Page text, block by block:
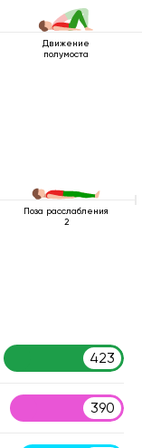
Движение
полумоста
Поза расслабления
2
423
390